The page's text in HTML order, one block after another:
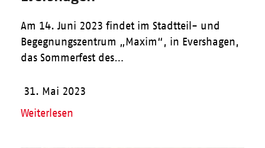
Am 14. Juni 2023 findet im Stadtteil- und
Begegnungszentrum „Maxim“, in Evershagen,
das Sommerfest des…
31. Mai 2023
Weiterlesen